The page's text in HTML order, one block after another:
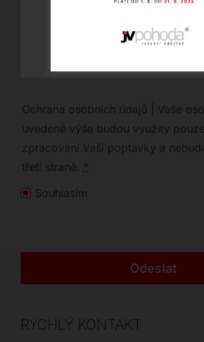
Ochrana osobních údajů | Vaše
uvedené výše budou využity
zpracování Vaší poptávky a
třetí straně. *
Souhlasím
Odeslat
RYCHLÝ KONTAKT